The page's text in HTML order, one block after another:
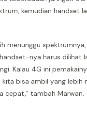
kemudian handset
menunggu
nya harus dilihat
Kalau 4G ini
kita bisa ambil yang lebih
cepat," tambah Marwan.